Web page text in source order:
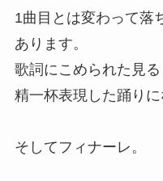
1曲目とは変わって落
あります。
歌詞にこめられた見
精一杯表現した踊りに
そしてフィナーレ。